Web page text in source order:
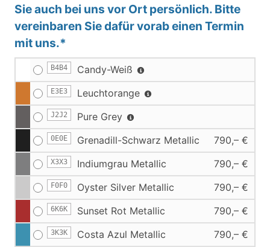
Sie auch bei uns vor Ort persönlich. Bitte
vereinbaren Sie dafür vorab einen Termin
mit uns.*
B4B4 Candy-Weiß
E3E3 Leuchtorange
J2J2 Pure Grey
0E0E Grenadill-Schwarz Metallic 790,– €
X3X3 Indiumgrau Metallic 790,– €
F0F0 Oyster Silver Metallic 790,– €
6K6K Sunset Rot Metallic 790,– €
3K3K Costa Azul Metallic 790,– €